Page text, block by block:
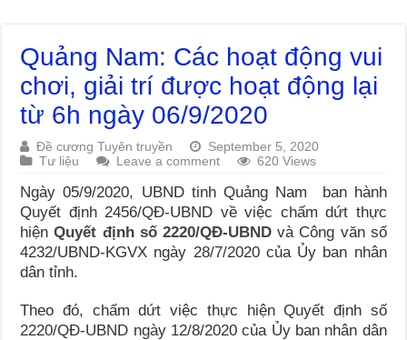
Quảng Nam: Các hoạt động vui
chơi, giải trí được hoạt động lại
từ 6h ngày 06/9/2020
Đề cương Tuyên truyền
September 5, 2020
Tư liệu
Leave a comment 620 Views
Ngày 05/9/2020, UBND tinh Quảng Nam ban hành
Quyết định 2456/QĐ-UBND về việc chấm dứt thực
hiệnQuyết định số 2220/QĐ-UBND và Công văn số
4232/UBND-KGVX ngày 28/7/2020 của Ủy ban nhân
dân tỉnh.
Theo đó, chấm dứt việc thực hiệnQuyết định số
2220/QĐ-UBND ngày 12/8/2020 của Ủy ban nhân dân